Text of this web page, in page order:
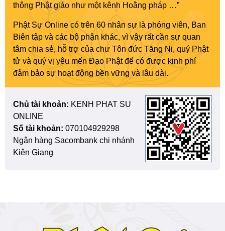
thông Phật giáo như một kênh Hoằng pháp …”
Phật Sự Online có trên 60 nhân sự là phóng viên, Ban
Biên tập và các bộ phận khác, vì vậy rất cần sự quan
tâm chia sẻ, hỗ trợ của chư Tôn đức Tăng Ni, quý Phật
tử và quý vị yêu mến Đạo Phật để có được kinh phí
đảm bảo sự hoạt động bền vững và lâu dài.
Chủ tài khoản: KENH PHAT SU
ONLINE
Số tài khoản: 070104929298
Ngân hàng Sacombank chi nhánh
Kiên Giang